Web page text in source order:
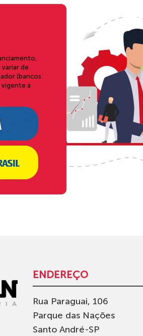
de
(bancos
vigente à
ENDEREÇO
Rua Paraguai, 106
Parque das Nações
Santo André-SP